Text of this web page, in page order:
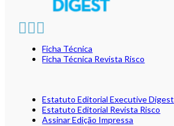
Ficha Técnica
Ficha Técnica Revista Risco
Estatuto Editorial Executive Digest
Estatuto Editorial Revista Risco
Assinar Edição Impressa